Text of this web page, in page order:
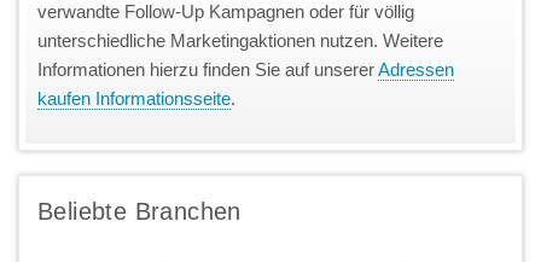
verwandte Follow-Up Kampagnen oder für völlig
unterschiedliche Marketingaktionen nutzen. Weitere
Informationen hierzu finden Sie auf unsererAdressen
kaufen Informationsseite.
Beliebte Branchen